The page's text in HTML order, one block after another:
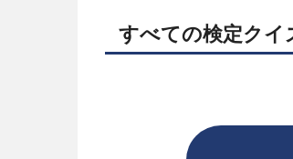
すべての検定クイ